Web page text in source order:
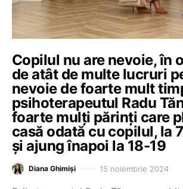
Copilul nu are nevoie, în
de atât de multe lucruri
nevoie de foarte mult
psihoterapeutul Radu
foarte mulți părinți care
casă odată cu copilul, la
și ajung înapoi la 18-19
Diana Ghimiși 15 noiembrie 2024